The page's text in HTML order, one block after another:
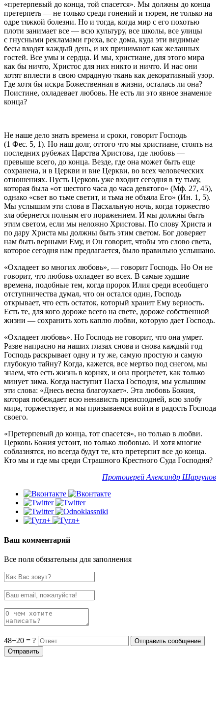
«претерпевый до конца, той спасется». Мы должны до конца
претерпеть — не только среди гонений и тюрем, не только на
одре тяжкой болезни. Но и тогда, когда мир с его похотью
плоти занимает все — всю культуру, все школы, все улицы
с гнусными рекламами греха, все дома, куда эти видимые
бесы входят каждый день, и их принимают как желанных
гостей. Все умы и сердца. И мы, христиане, для этого мира
как бы ничто, Христос для них никто и ничто. И нас они
хотят вплести в свою смрадную ткань как декоративный узор.
Где хотя бы искра Божественная в жизни, осталась ли она?
Поистине, охладевает любовь. Не есть ли это явное знамение
конца?
Не наше дело знать времена и сроки, говорит Господь
(1 Фес. 5, 1). Но наш долг, оттого что мы христиане, стоять на
последних рубежах Царства Христова, где любовь —
превыше всего, до конца. Везде, где она может быть еще
сохранена, и в Церкви и вне Церкви, во всех человеческих
отношениях. Пусть Церковь уже входит сегодня в ту тьму,
которая была «от шестого часа до часа девятого» (Мф. 27, 45),
однако «свет во тьме светит, и тьма не объяла Его» (Ин. 1, 5).
Мы услышим эти слова в Пасхальную ночь, когда торжество
зла обернется полным его поражением. И мы должны быть
этим светом, если мы неложно Христовы. По слову Христа и
по дару Христа мы должны быть этим светом. Бог доверяет
нам быть верными Ему, и Он говорит, чтобы это слово света,
которое сегодня нам предлагается, было правильно услышано.
«Охладеет во многих любовь», — говорит Господь. Но Он не
говорит, что любовь охладеет во всех. В самые худшие
времена, подобные тем, когда пророк Илия среди всеобщего
отступничества думал, что он остался один, Господь
открывает, что есть остаток, который хранит Ему верность.
Есть те, для кого дороже всего на свете, дороже собственной
жизни — сохранить хоть каплю любви, которую дает Господь.
«Охладеет любовь». Но Господь не говорит, что она умрет.
Разве напрасно на наших глазах снова и снова каждый год
Господь раскрывает одну и ту же, самую простую и самую
глубокую тайну? Когда, кажется, все мертво под снегом, мы
знаем, что есть жизнь в корнях, и она процветет, как только
минует зима. Когда наступит Пасха Господня, мы услышим
эти слова: «Днесь весна благоухает». Эта любовь Божия,
которая побеждает всю ненависть преисподней, всю злобу
мира, торжествует, и мы призываемся войти в радость Господа
своего.
«Претерпевый до конца, тот спасется», но только в любви.
Церковь Божия устоит, но только любовью. И хотя многие
соблазнятся, но всегда будут те, кто претерпит все до конца.
Кто мы и где мы среди Страшного Крестного Суда Господня?
ПротоиерейАлександр Шаргунов
Ваш комментарий
Все поля обязательны для заполнения
48+20 = ?